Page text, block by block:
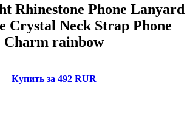
Rhinestone Phone Lanyard
Crystal Neck Strap Phone
Charm rainbow
Купить за 492 RUR